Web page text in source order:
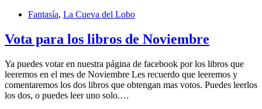
Fantasía, La Cueva del Lobo
Vota para los libros de Noviembre
Ya puedes votar en nuestra página de facebook por los libros que
leeremos en el mes de Noviembre Les recuerdo que leeremos y
comentaremos los dos libros que obtengan mas votos. Puedes leerlos
los dos, o puedes leer uno solo.…